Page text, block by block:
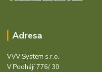
Adresa
VVV System s.r.o.
V Podhájí 776/ 30